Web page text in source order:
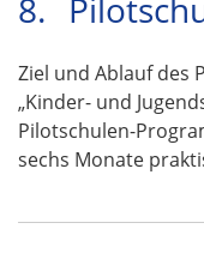
8.
Ziel und Ablauf des
„Kinder- und
Pilotschulen-
sechs Monate